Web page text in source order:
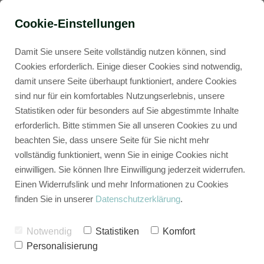
BUCKETRIDE GmbH & Co. KG
Fuchslug 1
Cookie-Einstellungen
Damit Sie unsere Seite vollständig nutzen können, sind
Cookies erforderlich. Einige dieser Cookies sind notwendig,
damit unsere Seite überhaupt funktioniert, andere Cookies
sind nur für ein komfortables Nutzungserlebnis, unsere
Statistiken oder für besonders auf Sie abgestimmte Inhalte
erforderlich. Bitte stimmen Sie all unseren Cookies zu und
beachten Sie, dass unsere Seite für Sie nicht mehr
vollständig funktioniert, wenn Sie in einige Cookies nicht
einwilligen. Sie können Ihre Einwilligung jederzeit widerrufen.
Einen Widerrufslink und mehr Informationen zu Cookies
finden Sie in unserer Datenschutzerklärung.
Notwendig Statistiken
Komfort
Personalisierung